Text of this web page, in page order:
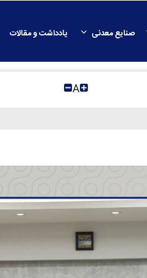
صنایع معدنی یادداشت و مقالات
A